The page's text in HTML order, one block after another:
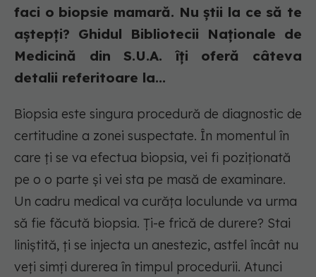
faci o biopsie mamară. Nu știi la ce să te
aștepți? Ghidul Bibliotecii Naționale de
Medicină din S.U.A. îți oferă câteva
detalii referitoare la...
Biopsia este singura procedură de diagnostic de
certitudine a zonei suspectate. În momentul în
care ți se va efectua biopsia, vei fi poziționată
pe o o parte și vei sta pe masă de examinare.
Un cadru medical va curăța loculunde va urma
să fie făcută biopsia. Ți-e frică de durere? Stai
liniștită, ți se injecta un anestezic, astfel încât nu
veți simți durerea în timpul procedurii. Atunci